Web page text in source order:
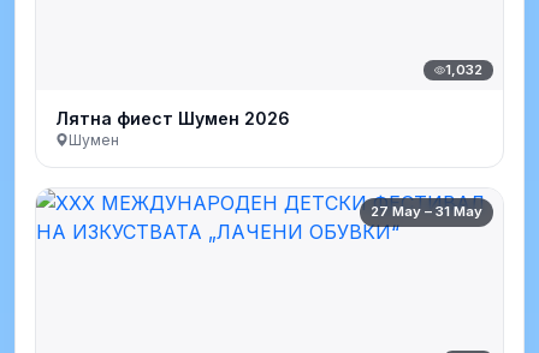
1,032
Лятна фиест Шумен 2026
Шумен
27 May – 31 May